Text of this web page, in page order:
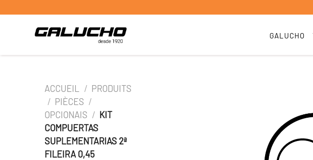
GALUCHO
ACCUEIL / PRODUITS
/ PIÈCES /
OPCIONAIS / KIT
COMPUERTAS
SUPLEMENTARIAS 2ª
FILEIRA 0,45